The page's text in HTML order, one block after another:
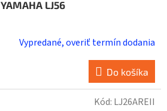
YAMAHA LJ56
Vypredané, overiť termín dodania
Do košíka
Kód: LJ26AREII